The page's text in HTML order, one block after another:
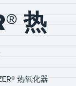
热
热氧化器